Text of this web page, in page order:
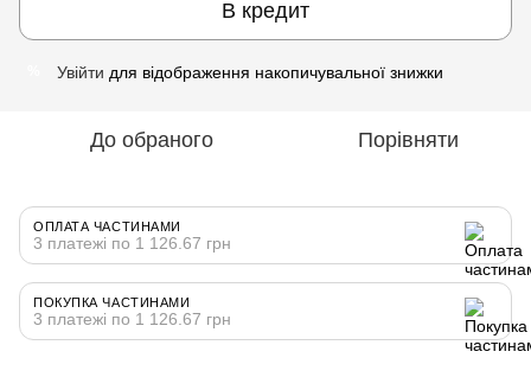
В кредит
Увійти для відображення накопичувальної знижки
До обраного Порівняти
ОПЛАТА ЧАСТИНАМИ
3 платежі по 1 126.67 грн
ПОКУПКА ЧАСТИНАМИ
3 платежі по 1 126.67 грн